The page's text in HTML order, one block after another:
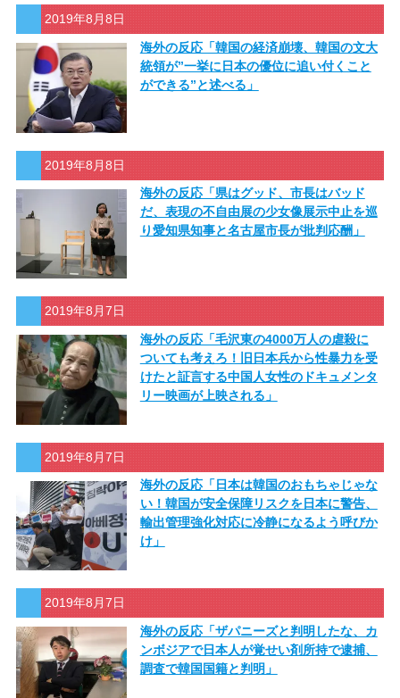
2019年8月8日
海外の反応「韓国の経済崩壊、韓国の文大
統領が”一挙に日本の優位に追い付くこと
ができる”と述べる」
2019年8月8日
海外の反応「県はグッド、市長はバッド
だ、表現の不自由展の少女像展示中止を巡
り愛知県知事と名古屋市長が批判応酬」
2019年8月7日
海外の反応「毛沢東の4000万人の虐殺に
ついても考えろ！旧日本兵から性暴力を受
けたと証言する中国人女性のドキュメンタ
リー映画が上映される」
2019年8月7日
海外の反応「日本は韓国のおもちゃじゃな
い！韓国が安全保障リスクを日本に警告、
輸出管理強化対応に冷静になるよう呼びか
け」
2019年8月7日
海外の反応「ザパニーズと判明したな、カ
ンボジアで日本人が覚せい剤所持で逮捕、
調査で韓国国籍と判明」